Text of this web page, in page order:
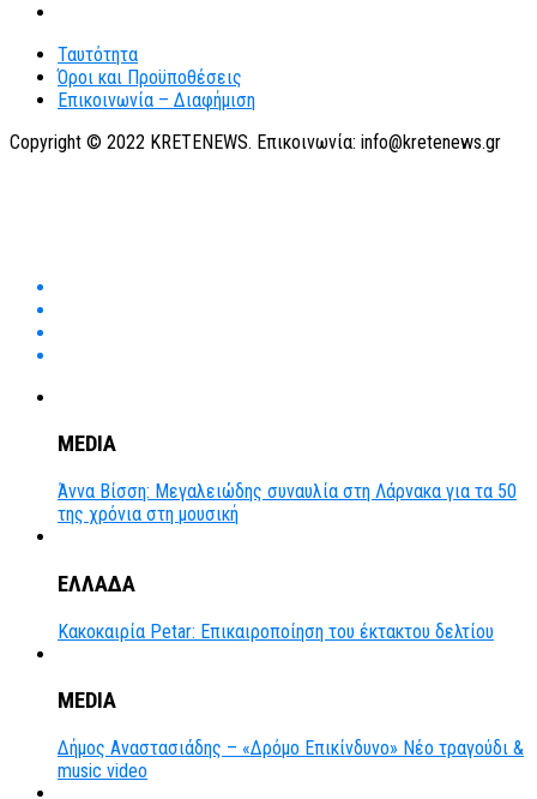
Ταυτότητα
Όροι και Προϋποθέσεις
Επικοινωνία – Διαφήμιση
Copyright © 2022 KRETENEWS. Επικοινωνία: info@kretenews.gr
MEDIA
Άννα Βίσση: Μεγαλειώδης συναυλία στη Λάρνακα για τα 50
της χρόνια στη μουσική
ΕΛΛΑΔΑ
Κακοκαιρία Petar: Επικαιροποίηση του έκτακτου δελτίου
MEDIA
Δήμος Αναστασιάδης – «Δρόμο Επικίνδυνο» Νέο τραγούδι &
music video